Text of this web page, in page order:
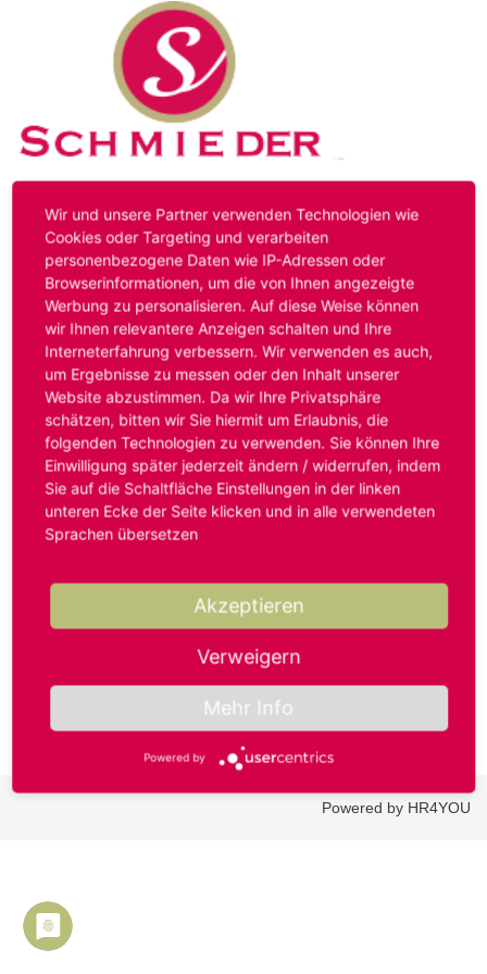
Kontakt Impressum Datenschutz
Hinweis:Das von ihnen aufgerufene Stellenangebot ist
bereits ausgelaufen. Alternative Stellenanzeigen finden
Sie unter:
www.schmieder-personal.de/stellenangebote
Oder Sie bewerben sich
initiativund wir suchen für Sie
passende Stellenangebote.
Anmelden
Benutzername oder E-Mail-Adresse*
Passwort*
Powered by HR4YOU
Wir und unsere Partner verwenden Technologien wie
Cookies oder Targeting und verarbeiten
personenbezogene Daten wie IP-Adressen oder
Browserinformationen, um die von Ihnen angezeigte
Werbung zu personalisieren. Auf diese Weise können
wir Ihnen relevantere Anzeigen schalten und Ihre
Interneterfahrung verbessern. Wir verwenden es auch,
um Ergebnisse zu messen oder den Inhalt unserer
Website abzustimmen. Da wir Ihre Privatsphäre
schätzen, bitten wir Sie hiermit um Erlaubnis, die
folgenden Technologien zu verwenden. Sie können Ihre
Einwilligung später jederzeit ändern / widerrufen, indem
Sie auf die Schaltfläche Einstellungen in der linken
unteren Ecke der Seite klicken und in alle verwendeten
Sprachen übersetzen
Akzeptieren
Verweigern
Mehr Info
Powered by